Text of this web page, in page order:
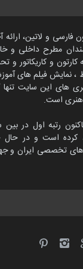
فارسی و لاتین، ارائه
مطرح داخلی و
و کاریکاتور و
، نمایش فیلم های
های این سایت
هنری است.
رتبه اول در
است و در حال
های تخصصی ایران و